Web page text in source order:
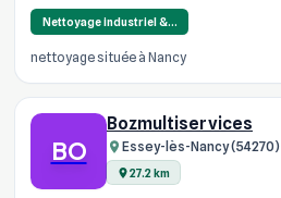
Nettoyage industriel &…
nettoyage située à Nancy
BO
Bozmultiservices
Essey-lès-Nancy (54270)
27.2 km